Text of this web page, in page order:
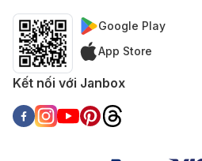
Google Play
App Store
Kết nối với Janbox